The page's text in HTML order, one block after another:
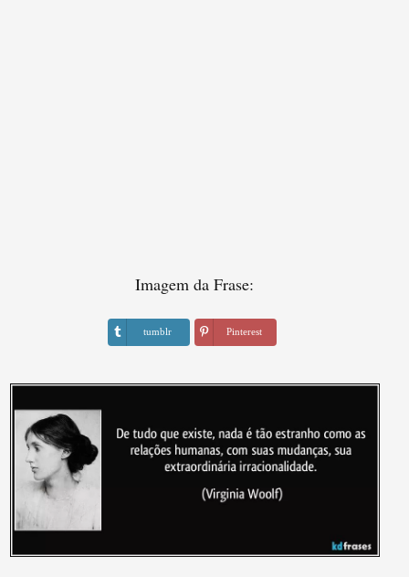
Imagem da Frase:
tumblr Pinterest